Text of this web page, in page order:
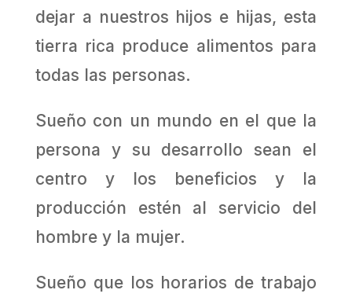
dejar a nuestros hijos e hijas, esta
tierra rica produce alimentos para
todas las personas.
Sueño con un mundo en el que la
persona y su desarrollo sean el
centro y los beneficios y la
producción estén al servicio del
hombre y la mujer.
Sueño que los horarios de trabajo